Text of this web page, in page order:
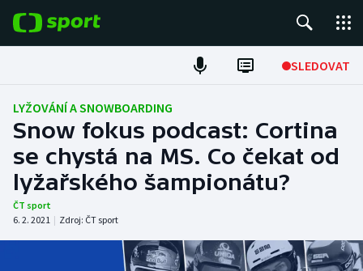
SLEDOVAT
Fotbal
Hokej
Tenis
Atletika
LYŽOVÁNÍ A SNOWBOARDING
Snow fokus podcast: Cortina
se chystá na MS. Co čekat od
lyžařského šampionátu?
ČT sport
6. 2. 2021 | Zdroj: ČT sport